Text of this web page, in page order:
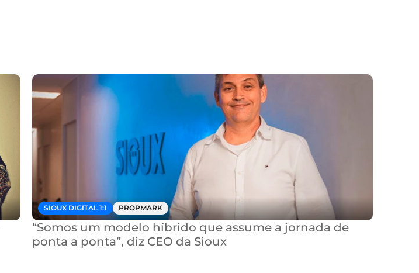
SIOUX DIGITAL 1:1 PROPMARK
“Somos um modelo híbrido que assume a jornada de
ponta a ponta”, diz CEO da Sioux